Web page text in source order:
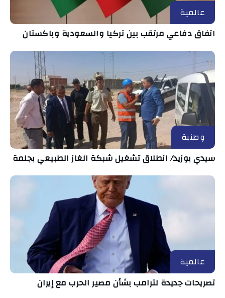
عالمية
اتفاق دفاعي مرتقب بين تركيا والسعودية وباكستان
وطنية
سيدي بوزيد/ انطلاق تشغيل شبكة الغاز الطبيعي بجلمة
عالمية
تصريحات جديدة لترامب بشأن مصير الحرب مع إيران